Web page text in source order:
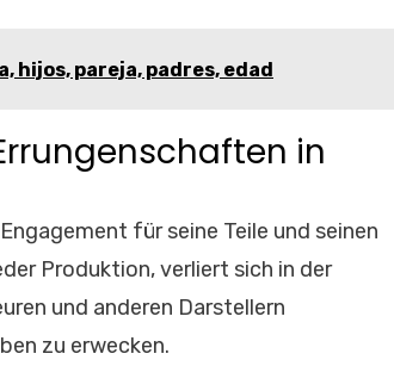
hijos, pareja, padres, edad
in
für seine Teile und seinen
Produktion, verliert sich in der
und anderen Darstellern
zu erwecken.